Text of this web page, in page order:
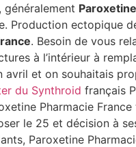
généralement
Production ectopique
. Besoin de vous
à l’intérieur à
avril et on souhaitais
du Synthroid français
Pharmacie
le 25 et décision à
Paroxetine